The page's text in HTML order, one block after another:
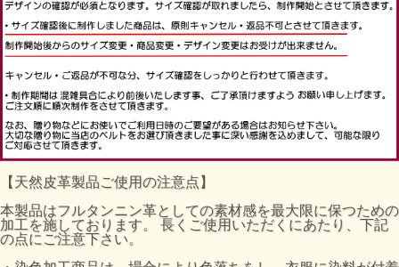
【天然皮革製品ご使用の注意点】
本製品はフルタンニン革としての素材感を最大限に保つための
加工を施しております。 長くご使用いただくにあたり、下記
の点にご注意下さい。